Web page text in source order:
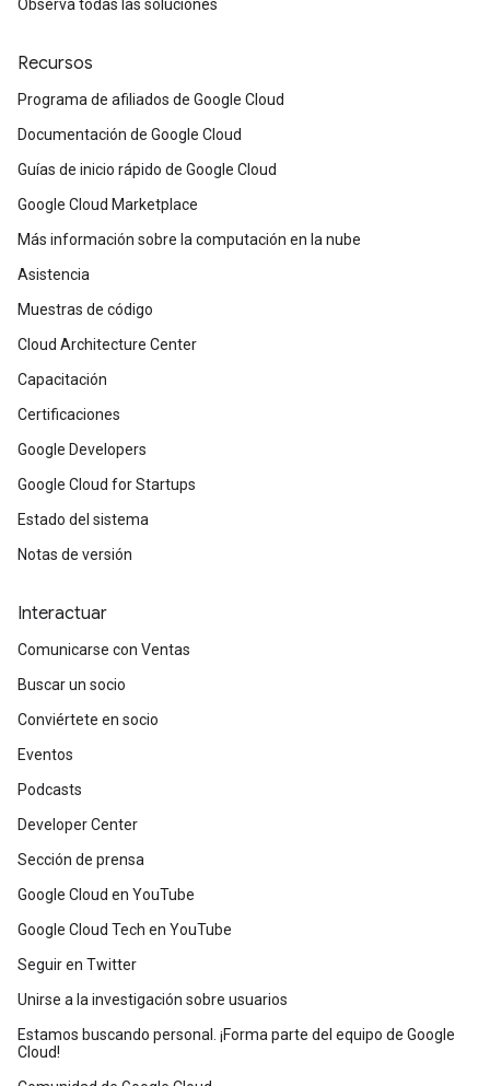
Observa todas las soluciones
Recursos
Programa de afiliados de Google Cloud
Documentación de Google Cloud
Guías de inicio rápido de Google Cloud
Google Cloud Marketplace
Más información sobre la computación en la nube
Asistencia
Muestras de código
Cloud Architecture Center
Capacitación
Certificaciones
Google Developers
Google Cloud for Startups
Estado del sistema
Notas de versión
Interactuar
Comunicarse con Ventas
Buscar un socio
Conviértete en socio
Eventos
Podcasts
Developer Center
Sección de prensa
Google Cloud en YouTube
Google Cloud Tech en YouTube
Seguir en Twitter
Unirse a la investigación sobre usuarios
Estamos buscando personal. ¡Forma parte del equipo de Google
Cloud!